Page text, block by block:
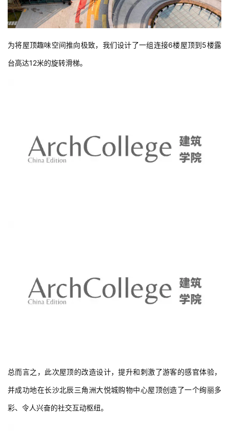
建
为将屋顶趣味空间推向极致，我们设计了一组连接6楼屋顶到5楼露
台高达12米的旋转滑梯。
并成功地在长沙北辰三角洲大悦城购物中心屋顶创造了一个绚丽多